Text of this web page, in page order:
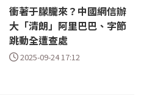
衝著于朦朧來？中國網信辦
大「清朗」阿里巴巴、字節
跳動全遭查處
2025-09-24 17:12